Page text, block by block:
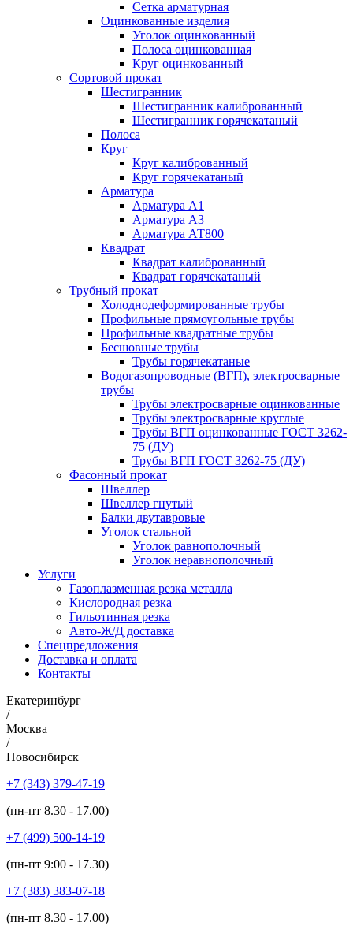
Сетка арматурная
Оцинкованные изделия
Уголок оцинкованный
Полоса оцинкованная
Круг оцинкованный
Сортовой прокат
Шестигранник
Шестигранник калиброванный
Шестигранник горячекатаный
Полоса
Круг
Круг калиброванный
Круг горячекатаный
Арматура
Арматура А1
Арматура А3
Арматура АТ800
Квадрат
Квадрат калиброванный
Квадрат горячекатаный
Трубный прокат
Холоднодеформированные трубы
Профильные прямоугольные трубы
Профильные квадратные трубы
Бесшовные трубы
Трубы горячекатаные
Водогазопроводные (ВГП), электросварные
трубы
Трубы электросварные оцинкованные
Трубы электросварные круглые
Трубы ВГП оцинкованные ГОСТ 3262-
75 (ДУ)
Трубы ВГП ГОСТ 3262-75 (ДУ)
Фасонный прокат
Швеллер
Швеллер гнутый
Балки двутавровые
Уголок стальной
Уголок равнополочный
Уголок неравнополочный
Услуги
Газоплазменная резка металла
Кислородная резка
Гильотинная резка
Авто-Ж/Д доставка
Спецпредложения
Доставка и оплата
Контакты
Екатеринбург
/
Москва
/
Новосибирск
+7 (343) 379-47-19
(пн-пт 8.30 - 17.00)
+7 (499) 500-14-19
(пн-пт 9:00 - 17.30)
+7 (383) 383-07-18
(пн-пт 8.30 - 17.00)